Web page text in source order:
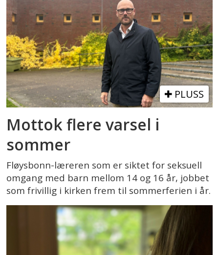
PLUSS
Mottok flere varsel i
sommer
Fløysbonn-læreren som er siktet for seksuell
omgang med barn mellom 14 og 16 år, jobbet
som frivillig i kirken frem til sommerferien i år.